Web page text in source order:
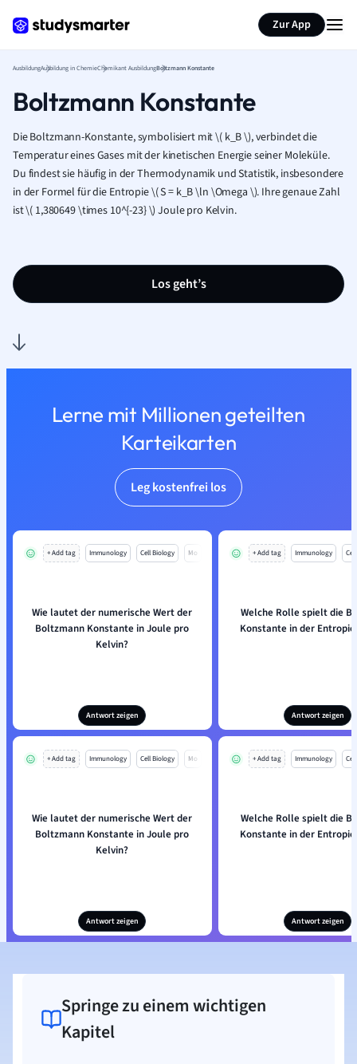
Zur App
AusbildungAusbildung in ChemieChemikant AusbildungBoltzmann Konstante
Boltzmann Konstante
Die Boltzmann-Konstante, symbolisiert mit\( k_B\), verbindet die
Temperatur eines Gases mit der kinetischen Energie seiner Moleküle.
Du findest sie häufig in der Thermodynamik und Statistik, insbesondere
in der Formel für die Entropie\( S = k_B\ln \Omega \). Ihre genaue Zahl
ist\( 1,380649\times 10^{-23}\) Joule pro Kelvin.
Los geht’s
Lerne mit Millionen geteilten
Karteikarten
Leg kostenfrei los
+ Add tag Immunology Cell Biology Mo
Wie lautet der numerische Wert der
Boltzmann Konstante in Joule pro
Kelvin?
Antwort zeigen
+ Add tag Immunology
Welche Rolle spielt die
Konstante in der
Antwort zeigen
+ Add tag Immunology Cell Biology Mo
Wie lautet der numerische Wert der
Boltzmann Konstante in Joule pro
Kelvin?
Antwort zeigen
+ Add tag Immunology
Welche Rolle spielt die
Konstante in der
Antwort zeigen
Springe zu einem wichtigen
Kapitel